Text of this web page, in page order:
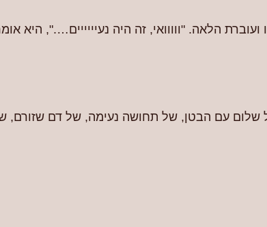
הלאה. "ווווואי, זה היה נעיייייים….", היא
שלום עם הבטן, של תחושה נעימה, של דם שזורם,